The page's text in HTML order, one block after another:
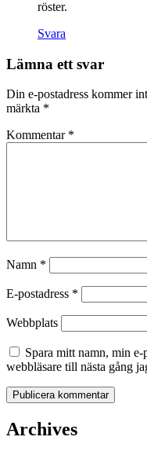
röster.
Svara
Lämna ett svar
Din e-postadress kommer
märkta *
Kommentar *
Namn *
E-postadress *
Webbplats
Spara mitt namn, min
webbläsare till nästa gång
Archives